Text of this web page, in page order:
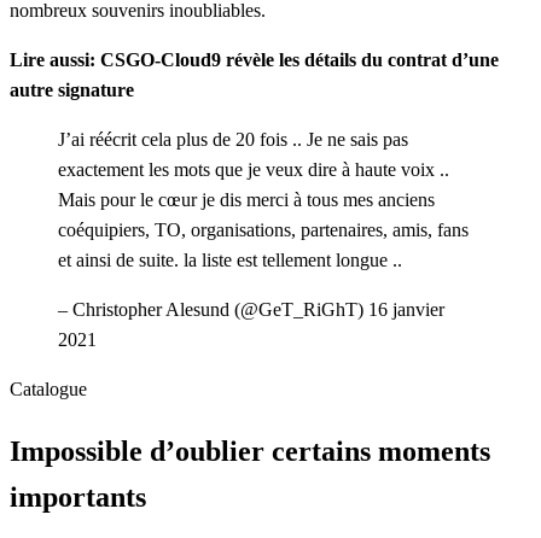
nombreux souvenirs inoubliables.
Lire aussi: CSGO-Cloud9 révèle les détails du contrat d’une
autre signature
J’ai réécrit cela plus de 20 fois .. Je ne sais pas
exactement les mots que je veux dire à haute voix ..
Mais pour le cœur je dis merci à tous mes anciens
coéquipiers, TO, organisations, partenaires, amis, fans
et ainsi de suite. la liste est tellement longue ..
– Christopher Alesund (@GeT_RiGhT) 16 janvier
2021
Catalogue
Impossible d’oublier certains moments
importants